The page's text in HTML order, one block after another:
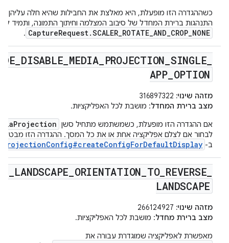
כשההגדרה הזו מופעלת, היא מאלצת את החבילות שהיא חלה עליהן
התנהגות ברירת המחדל של סיבוב המצלמה וחיתוך התמונה, ותמיד
CaptureRequest.SCALER_ROTATE_AND_CROP_NONE
.
DISABLE MEDIA_ PROJECTION SINGLE
APP_ OPTION
מזהה שינוי:
מצב ברירת המחדל: מושבת לכל האפליקציות.
אם ההגדרה הזו מופעלת, כשמשתמש מתחיל סשן
לבחור אם לצלם אפליקציה אחת או את כל המסך. ההגדרה הזו
ב-
LANDSCAPE ORIENTATION TO_ REVERSE
LANDSCAPE
מזהה שינוי:
מצב ברירת מחדל: מושבת לכל האפליקציות.
מאפשרת לאפליקציה שמוגדרת עבורה את